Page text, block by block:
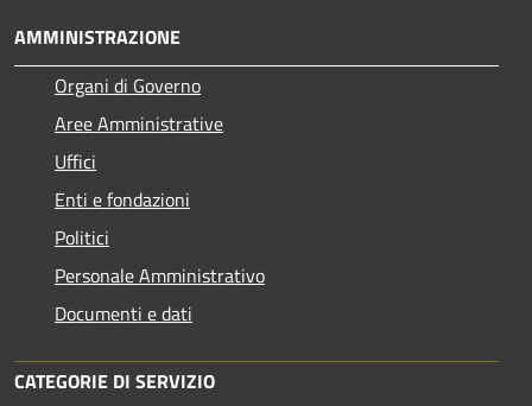
AMMINISTRAZIONE
Organi di Governo
Aree Amministrative
Uffici
Enti e fondazioni
Politici
Personale Amministrativo
Documenti e dati
CATEGORIE DI SERVIZIO